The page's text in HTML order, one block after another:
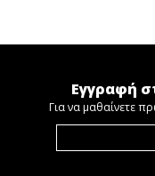
Εγγραφή
Για να μαθαίνετε